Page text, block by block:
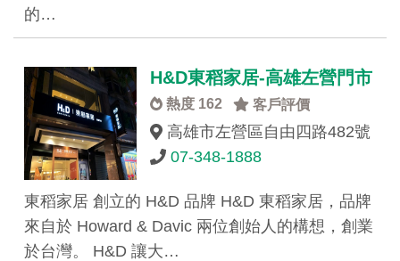
的…
H&D東稻家居-高雄左營門市
熱度 162 客戶評價
高雄市左營區自由四路482號
07-348-1888
東稻家居 創立的 H&D 品牌 H&D 東稻家居，品牌
來自於 Howard & Davic 兩位創始人的構想，創業
於台灣。 H&D 讓大…